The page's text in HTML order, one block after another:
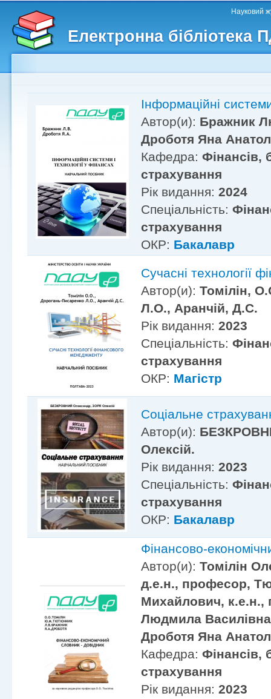
Електронна бібліотека
Головне меню Науковий
Другорядне меню
Інформаційні
Автор(и): Бражник
Дроботя Яна
Кафедра:Фінансів,
страхування
Рік видання:2024
Спеціальність:
страхування
ОКР: Бакалавр
Сучасні технології
Автор(и):Томілін,
Л.О., Аранчій, Д.С.
Рік видання:2023
Спеціальність:
страхування
ОКР: Магістр
Соціальне
Автор(и):
Олексій.
Рік видання:2023
Спеціальність:
страхування
ОКР: Бакалавр
Фінансово-
Автор(и):Томілін
д.е.н., професор,
Михайлович,
Людмила
Дроботя Яна
Кафедра:Фінансів,
страхування
Рік видання:2023